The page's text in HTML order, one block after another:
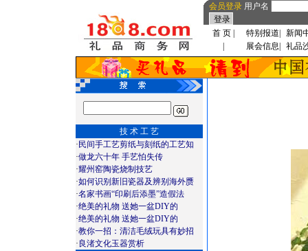
会员登录 用户名
首 页 特别报道
新闻
展会信息 礼品
技 术 工 艺
· 民间手工艺剪纸与刻纸的工艺知
·做龙六十年 手艺怕失传
·耀州窑陶瓷烧制技艺
·如何识别新旧瓷器及辨别海外赝
·名家书画“印刷后添墨”造假法
·绝美的礼物 送她一盆DIY的
·绝美的礼物 送她一盆DIY的
·教你一招：清洁毛绒玩具有妙招
· 良渚文化玉器赏析